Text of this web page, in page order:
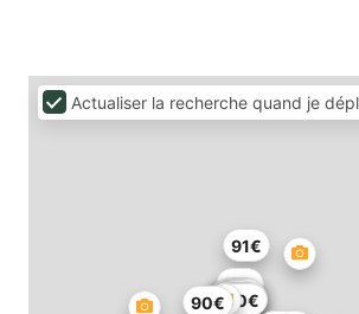
91€
55€
90€
27€
54€
51€
140€
57€
149€
Actualiser la recherche quand je